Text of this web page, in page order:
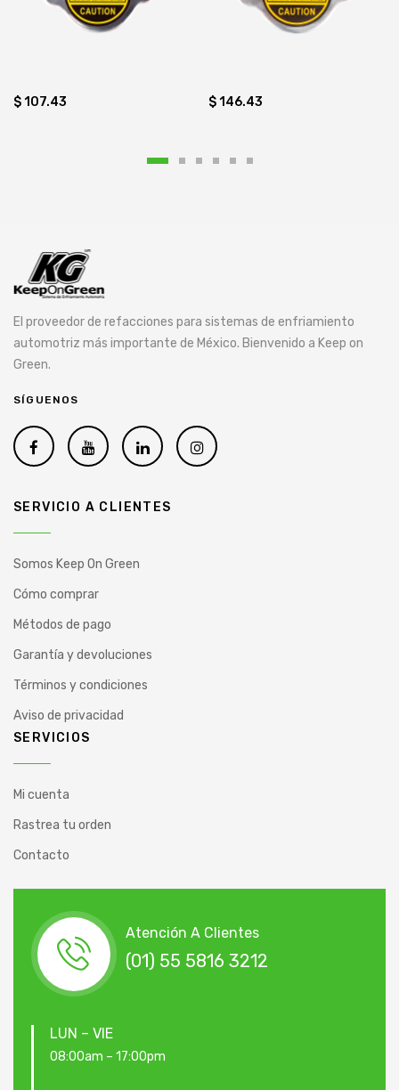
$ 107.43 $ 146.43
El proveedor de refacciones para sistemas de enfriamiento
automotriz más importante de México. Bienvenido a Keep on
Green.
SÍGUENOS
SERVICIO A CLIENTES
Somos Keep On Green
Cómo comprar
Métodos de pago
Garantía y devoluciones
Términos y condiciones
Aviso de privacidad
SERVICIOS
Mi cuenta
Rastrea tu orden
Contacto
Atención A Clientes
(01) 55 5816 3212
LUN – VIE
08:00am – 17:00pm